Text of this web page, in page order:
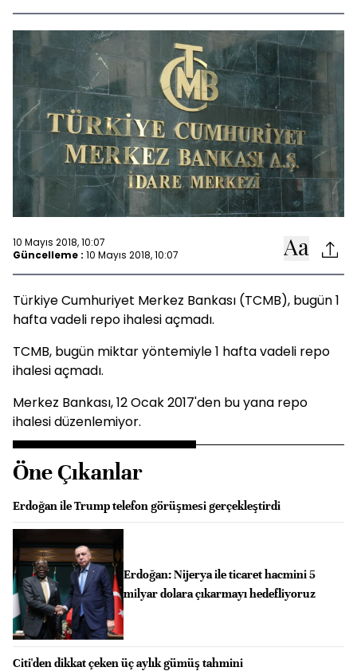
10 Mayıs 2018, 10:07
Güncelleme : 10 Mayıs 2018, 10:07
Türkiye Cumhuriyet Merkez Bankası (TCMB), bugün 1
hafta vadeli repo ihalesi açmadı.
TCMB, bugün miktar yöntemiyle 1 hafta vadeli repo
ihalesi açmadı.
Merkez Bankası, 12 Ocak 2017'den bu yana repo
ihalesi düzenlemiyor.
Öne Çıkanlar
Erdoğan ile Trump telefon görüşmesi gerçekleştirdi
Erdoğan: Nijerya ile ticaret hacmini 5
milyar dolara çıkarmayı hedefliyoruz
Citi'den dikkat çeken üç aylık gümüş tahmini